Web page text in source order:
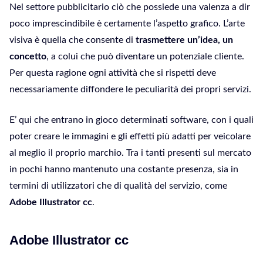
Nel settore pubblicitario ciò che possiede una valenza a dir
poco imprescindibile è certamente l’aspetto grafico. L’arte
visiva è quella che consente di trasmettere un’idea, un
concetto, a colui che può diventare un potenziale cliente.
Per questa ragione ogni attività che si rispetti deve
necessariamente diffondere le peculiarità dei propri servizi.
E’ qui che entrano in gioco determinati software, con i quali
poter creare le immagini e gli effetti più adatti per veicolare
al meglio il proprio marchio. Tra i tanti presenti sul mercato
in pochi hanno mantenuto una costante presenza, sia in
termini di utilizzatori che di qualità del servizio, come
Adobe Illustrator cc.
Adobe Illustrator cc